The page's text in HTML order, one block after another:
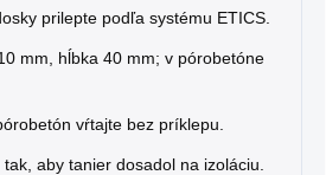
prilepte podľa systému ETICS.
mm, hĺbka 40 mm; v pórobetóne
vŕtajte bez príklepu.
aby tanier dosadol na izoláciu.